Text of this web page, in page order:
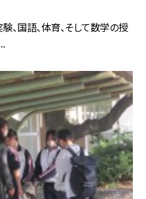
、国語、体育、そして数学の授